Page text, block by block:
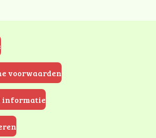
voorwaarden
informatie